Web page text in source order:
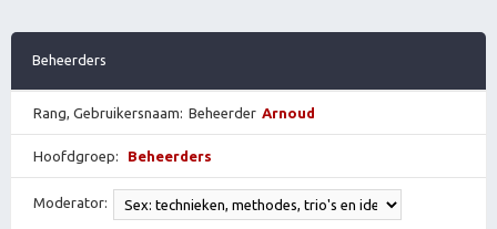
k
Beheerders
Rang, Gebruikersnaam Beheerder Arnoud
Hoofdgroep Beheerders
Moderator